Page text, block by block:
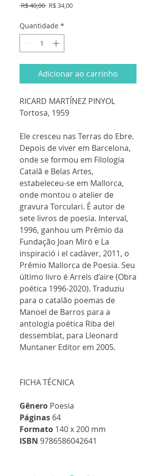
R$ 40,00 Preço
R$ 34,00Preço
Quantidade *
Adicionar ao carrinho
RICARD MARTÍNEZ PINYOL
Tortosa, 1959
Ele cresceu nas Terras do Ebre.
Depois de viver em Barcelona,
onde se formou em Filologia
Catalã e Belas Artes,
estabeleceu-se em Mallorca,
onde montou o atelier de
gravura Torculari. É autor de
sete livros de poesia. Interval,
1996, ganhou um Prêmio da
Fundação Joan Miró e La
inspiració i el cadàver, 2011, o
Prêmio Mallorca de Poesia. Seu
último livro é Arrels d’aire (Obra
poética 1996-2020). Traduziu
para o catalão poemas de
Manoel de Barros para a
antologia poética Riba del
dessemblat, para Lleonard
Muntaner Editor em 2005.
FICHA TÉCNICA
Gênero Poesia
Páginas 64
Formato 140 x 200 mm
ISBN 9786586042641